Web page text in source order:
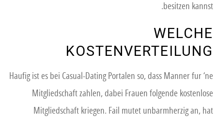
besitzen kannst.
WELCHE
KOSTENVERTEILUNG
Haufig ist es bei Casual-Dating Portalen so, dass Manner fur ‘ne
Mitgliedschaft zahlen, dabei Frauen folgende kostenlose
Mitgliedschaft kriegen. Fail mutet unbarmherzig an, hat